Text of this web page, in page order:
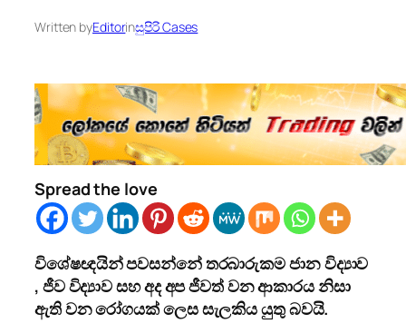
Written byEditorinසුපිරි Cases
Spread the love
විශේෂඥයින් පවසන්නේ තරබාරුකම ජාන විද්‍යාව
, ජීව විද්‍යාව සහ අද අප ජීවත් වන ආකාරය නිසා
ඇති වන රෝගයක් ලෙස සැලකිය යුතු බවයි.